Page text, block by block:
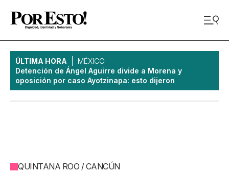
ÚLTIMA HORA
MÉXICO
Detención de Ángel Aguirre divide a Morena y
oposición por caso Ayotzinapa: esto dijeron
QUINTANA ROO / CANCÚN